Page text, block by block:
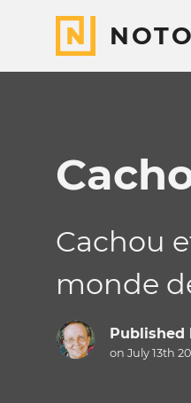
Cachou
monde
Published
on July 13th